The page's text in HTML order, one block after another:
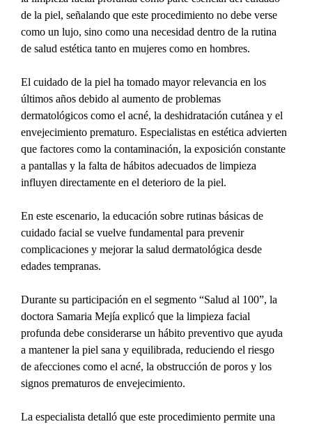
de la piel, señalando que este procedimiento no debe verse
como un lujo, sino como una necesidad dentro de la rutina
de salud estética tanto en mujeres como en hombres.
El cuidado de la piel ha tomado mayor relevancia en los
últimos años debido al aumento de problemas
dermatológicos como el acné, la deshidratación cutánea y el
envejecimiento prematuro. Especialistas en estética advierten
que factores como la contaminación, la exposición constante
a pantallas y la falta de hábitos adecuados de limpieza
influyen directamente en el deterioro de la piel.
En este escenario, la educación sobre rutinas básicas de
cuidado facial se vuelve fundamental para prevenir
complicaciones y mejorar la salud dermatológica desde
edades tempranas.
Durante su participación en el segmento “Salud al 100”, la
doctora Samaria Mejía explicó que la limpieza facial
profunda debe considerarse un hábito preventivo que ayuda
a mantener la piel sana y equilibrada, reduciendo el riesgo
de afecciones como el acné, la obstrucción de poros y los
signos prematuros de envejecimiento.
La especialista detalló que este procedimiento permite una